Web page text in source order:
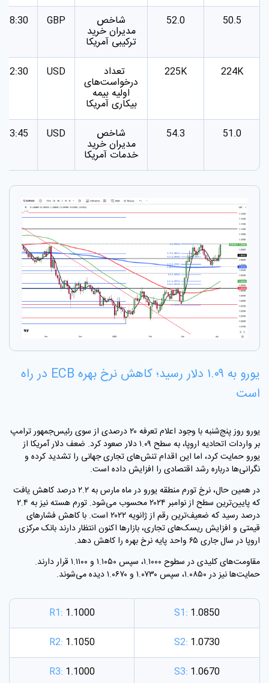
18:30 GBP شاخص
مدیران خرید
ترکیبی آمریکا
52.0 50.5
12:30 USD تعداد
درخواست‌های
اولیه بیمه
بیکاری آمریکا
225K 224K
13:45 USD شاخص
مدیران خرید
خدمات آمریکا
54.3 51.0
یورو به ۱.۰۹ دلار رسید؛ کاهش نرخ بهره ECB در راه
است
یورو روز پنج‌شنبه با وجود اعلام تعرفه ۲۰ درصدی از سوی رئیس‌جمهور ترامپ
بر واردات اتحادیه اروپا، به سطح ۱.۰۹ دلار صعود کرد. ضعف دلار آمریکا از
یورو حمایت کرد، اما این اقدام تنش‌های تجاری جهانی را تشدید کرده و
نگرانی‌ها درباره رشد اقتصادی را افزایش داده است.
در همین حال، نرخ تورم منطقه یورو در ماه مارس به ۲.۲ درصد کاهش یافت
که پایین‌ترین سطح از نوامبر ۲۰۲۴ محسوب می‌شود. تورم هسته نیز به ۲.۴
درصد رسید که ضعیف‌ترین رقم از ژانویه ۲۰۲۲ است. با کاهش فشارهای
قیمتی و افزایش ریسک‌های تجاری، بازارها اکنون انتظار دارند بانک مرکزی
اروپا در سال جاری ۶۵ واحد پایه نرخ بهره را کاهش دهد
.
مقاومت‌های کلیدی در سطوح ۱.۱۰۰۰، سپس ۱.۱۰۵۰ و ۱.۱۱۰۰ قرار دارند.
حمایت‌ها نیز در ۱.۰۸۵۰، سپس ۱.۰۷۳۰ و ۱.۰۶۷۰ دیده می‌شوند
.
R1: 1.1000 S1: 1.0850
R2: 1.1050 S2: 1.0730
R3: 1.1000 S3: 1.0670